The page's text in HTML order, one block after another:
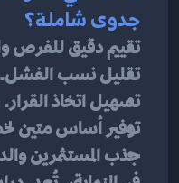
جدوى شاملة؟
تقييم دقيق للفرص
تقليل نسب الفشل.
تسهيل اتخاذ القرار.
توفير أساس متين
جذب المستثمرين